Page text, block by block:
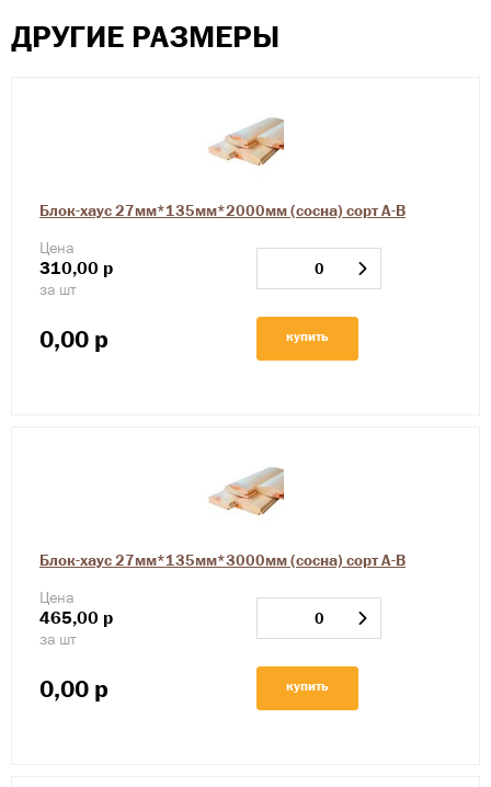
ДРУГИЕ РАЗМЕРЫ
Блок-хаус 27мм*135мм*2000мм (сосна) сорт А-В
Цена
310,00 р
за шт
0,00 р купить
Блок-хаус 27мм*135мм*3000мм (сосна) сорт А-В
Цена
465,00 р
за шт
0,00 р купить